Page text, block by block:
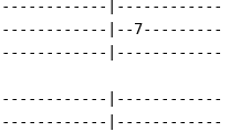
|--